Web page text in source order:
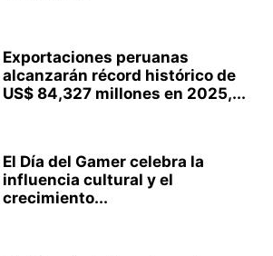
Exportaciones peruanas
alcanzarán récord histórico de
US$ 84,327 millones en 2025,...
El Día del Gamer celebra la
influencia cultural y el
crecimiento...